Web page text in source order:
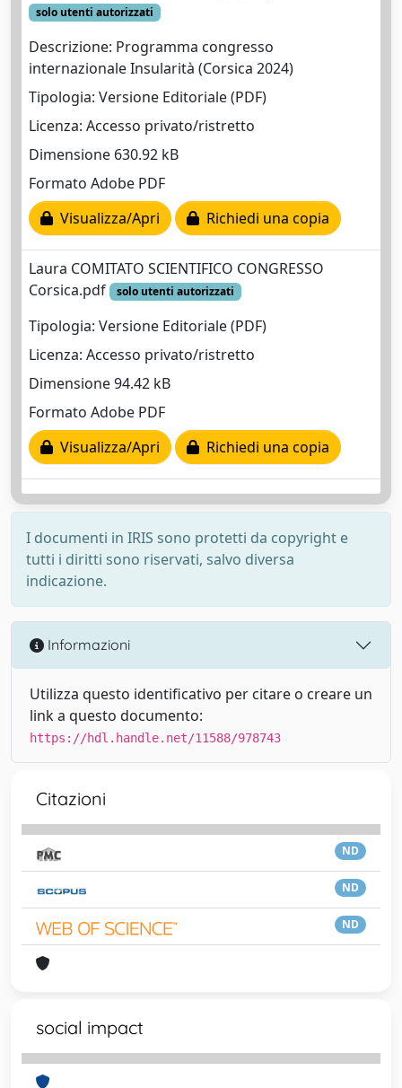
solo utenti autorizzati
Descrizione: Programma congresso
internazionale Insularità (Corsica 2024)
Tipologia: Versione Editoriale (PDF)
Licenza: Accesso privato/ristretto
Dimensione 630.92 kB
Formato Adobe PDF
Visualizza/Apri
Richiedi una copia
Laura COMITATO SCIENTIFICO CONGRESSO
Corsica.pdf
solo utenti autorizzati
Tipologia: Versione Editoriale (PDF)
Licenza: Accesso privato/ristretto
Dimensione 94.42 kB
Formato Adobe PDF
Visualizza/Apri
Richiedi una copia
I documenti in IRIS sono protetti da copyright e
tutti i diritti sono riservati, salvo diversa
indicazione.
Informazioni
Utilizza questo identificativo per citare o creare un
link a questo documento:
https://hdl.handle.net/11588/978743
Citazioni
ND
ND
ND
social impact